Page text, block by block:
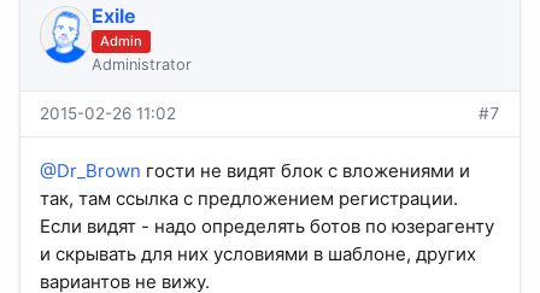
Exile
Admin
Administrator
2015-02-26 11:02 #7
@Dr_Brown гости не видят блок с вложениями и
так, там ссылка с предложением регистрации.
Если видят - надо определять ботов по юзерагенту
и скрывать для них условиями в шаблоне, других
вариантов не вижу.